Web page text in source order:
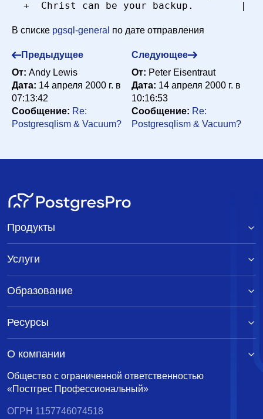
В списке pgsql-general по дате отправления
Предыдущее
От: Andy Lewis
Дата: 14 апреля 2000 г. в
07:13:42
Сообщение: Re:
Postgresqlism & Vacuum?
Следующее
От: Peter Eisentraut
Дата: 14 апреля 2000 г. в
10:16:53
Сообщение: Re:
Postgresqlism & Vacuum?
Общество с ограниченной ответственностью
«Постгрес Профессиональный»
ОГРН 1157746074518
Продукты
Услуги
Образование
Ресурсы
О компании